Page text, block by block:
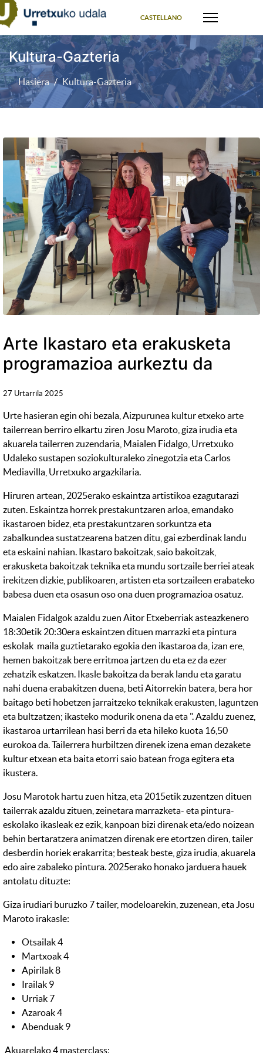
CASTELLANO
Kultura-Gazteria
Hasiera Kultura-Gazteria
Arte Ikastaro eta erakusketa
programazioa aurkeztu da
27 Urtarrila 2025
Urte hasieran egin ohi bezala, Aizpurunea kultur etxeko arte
tailerrean berriro elkartu ziren Josu Maroto, giza irudia eta
akuarela tailerren zuzendaria, Maialen Fidalgo, Urretxuko
Udaleko sustapen soziokulturaleko zinegotzia eta Carlos
Mediavilla, Urretxuko argazkilaria.
Hiruren artean, 2025erako eskaintza artistikoa ezagutarazi
zuten. Eskaintza horrek prestakuntzaren arloa, emandako
ikastaroen bidez, eta prestakuntzaren sorkuntza eta
zabalkundea sustatzearena batzen ditu, gai ezberdinak landu
eta eskaini nahian. Ikastaro bakoitzak, saio bakoitzak,
erakusketa bakoitzak teknika eta mundu sortzaile berriei ateak
irekitzen dizkie, publikoaren, artisten eta sortzaileen erabateko
babesa duen eta osasun oso ona duen programazioa osatuz.
Maialen Fidalgok azaldu zuen Aitor Etxeberriak asteazkenero
18:30etik 20:30era eskaintzen dituen marrazki eta pintura
eskolak maila guztietarako egokia den ikastaroa da, izan ere,
hemen bakoitzak bere erritmoa jartzen du eta ez da ezer
zehatzik eskatzen. Ikasle bakoitza da berak landu eta garatu
nahi duena erabakitzen duena, beti Aitorrekin batera, bera hor
baitago beti hobetzen jarraitzeko teknikak erakusten, laguntzen
eta bultzatzen; ikasteko modurik onena da eta ". Azaldu zuenez,
ikastaroa urtarrilean hasi berri da eta hileko kuota 16,50
eurokoa da. Tailerrera hurbiltzen direnek izena eman dezakete
kultur etxean eta baita etorri saio batean froga egitera eta
ikustera.
Josu Marotok hartu zuen hitza, eta 2015etik zuzentzen dituen
tailerrak azaldu zituen, zeinetara marrazketa- eta pintura-
eskolako ikasleak ez ezik, kanpoan bizi direnak eta/edo noizean
behin bertaratzera animatzen direnak ere etortzen diren, tailer
desberdin horiek erakarrita; besteak beste, giza irudia, akuarela
edo aire zabaleko pintura. 2025erako honako jarduera hauek
antolatu dituzte:
Giza irudiari buruzko 7 tailer, modeloarekin, zuzenean, eta Josu
Maroto irakasle:
Otsailak 4
Martxoak 4
Apirilak 8
Irailak 9
Urriak 7
Azaroak 4
Abenduak 9
Akuarelako 4 masterclass: